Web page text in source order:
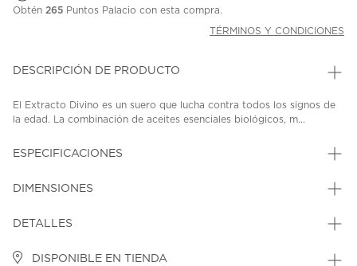
Obtén 265 Puntos Palacio con esta compra.
TÉRMINOS Y CONDICIONES
DESCRIPCIÓN DE PRODUCTO
El Extracto Divino es un suero que lucha contra todos los signos de
la edad. La combinación de aceites esenciales biológicos, m...
ESPECIFICACIONES
DIMENSIONES
DETALLES
DISPONIBLE EN TIENDA